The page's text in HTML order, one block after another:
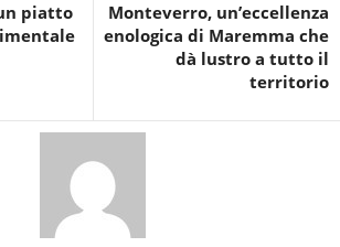
piatto
Monteverro, un’eccellenza
enologica di Maremma che
dà lustro a tutto il
territorio